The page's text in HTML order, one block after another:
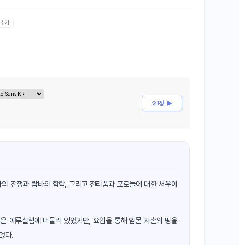
가
21장 ▶
전쟁과 랍바의 함락, 그리고 전리품과 포로들에 대한 처우에
예루살렘에 머물러 있었지만, 요압을 통해 암몬 자손의 땅을
다.